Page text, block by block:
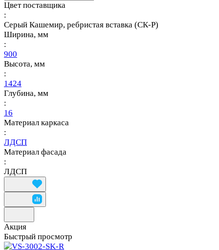
Цвет поставщика
:
Серый Кашемир, ребристая вставка (СК-Р)
Ширина, мм
:
900
Высота, мм
:
1424
Глубина, мм
:
16
Материал каркаса
:
ЛДСП
Материал фасада
:
ЛДСП
Акция
Быстрый просмотр